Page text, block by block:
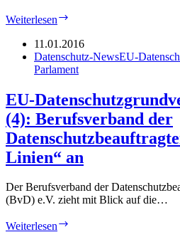
Weiterlesen
Abstimmungstermin
über
die
wird
allmählich
konkret
11.01.2016
Datenschutz-NewsEU-
Parlament
EU-
(4): Berufsverband der
Linien“ an
Der Berufsverband der
(BvD) e.V. zieht mit Blick auf die…
Weiterlesen